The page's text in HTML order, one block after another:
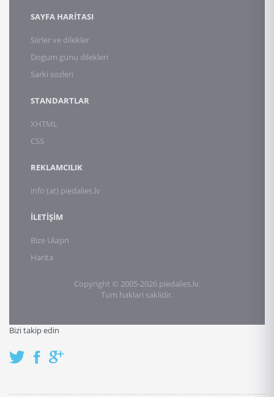
SAYFA HARİTASI
Siirler ve dilekler
Dogum gunu dilekleri
Sarki sozleri
STANDARTLAR
XHTML
CSS
REKLAMCILIK
info (at) piedalies.lv
İLETİŞİM
Bize Ulaşın
Harita
Copyright © 2005-2026 piedalies.lv.
Tum haklari saklidir.
Bizi takip edin